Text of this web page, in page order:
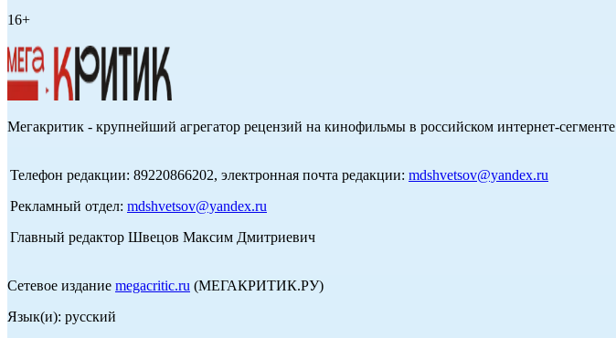
16+
Мегакритик - крупнейший агрегатор рецензий на кинофильмы в российском интернет-сегменте
Телефон редакции: 89220866202, электронная почта редакции: mdshvetsov@yandex.ru
Рекламный отдел: mdshvetsov@yandex.ru
Главный редактор Швецов Максим Дмитриевич
Сетевое издание megacritic.ru (МЕГАКРИТИК.РУ)
Язык(и): русский